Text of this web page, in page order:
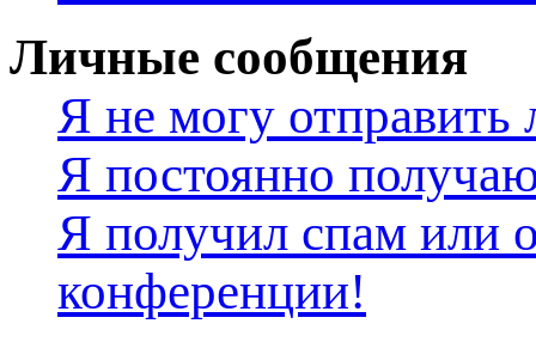
Личные сообщения
Я не могу
Я постоянно
Я получил спам или
конференции!